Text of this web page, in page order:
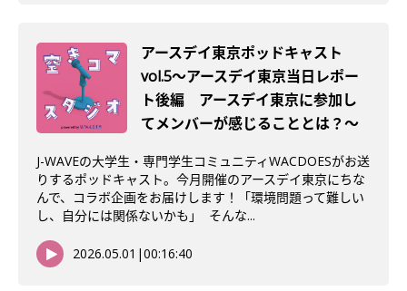
アースデイ東京ポッドキャスト
vol.5〜アースデイ東京当日レポー
ト後編 アースデイ東京に参加し
てメンバーが感じることとは？〜
J-WAVEの大学生・専門学生コミュニティWACDOESがお送
りするポッドキャスト。今月開催のアースデイ東京にちな
んで、コラボ企画をお届けします！「環境問題って難しい
し、自分には関係ないかも」 そんな...
2026.05.01 |00:16:40